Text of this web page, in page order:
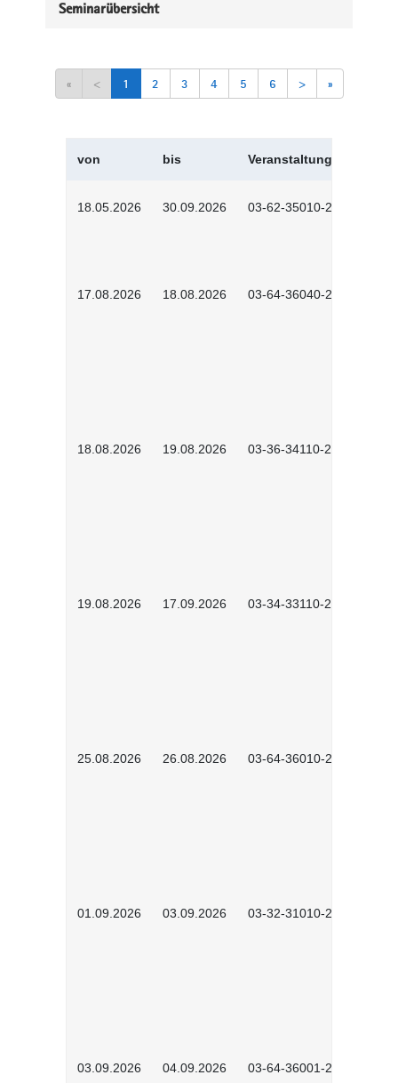
Seminarübersicht
« < 1 2 3 4 5 6 > »
von bis Veranstaltungskürzel
18.05.2026 30.09.2026 03-62-35010-2502
17.08.2026 18.08.2026 03-64-36040-2601
18.08.2026 19.08.2026 03-36-34110-2601
19.08.2026 17.09.2026 03-34-33110-2605
25.08.2026 26.08.2026 03-64-36010-2601
01.09.2026 03.09.2026 03-32-31010-2603
03.09.2026 04.09.2026 03-64-36001-2602